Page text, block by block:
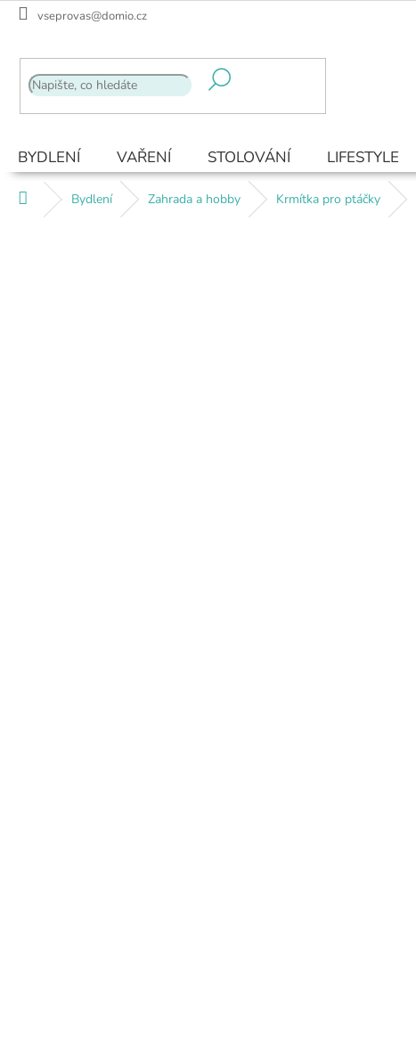
Přejít
vseprovas@domio.cz
BYDLENÍ VAŘENÍ STOLOVÁNÍ LIFESTYLE
Domů Bydlení Zahrada a hobby Krmítka pro ptáčky